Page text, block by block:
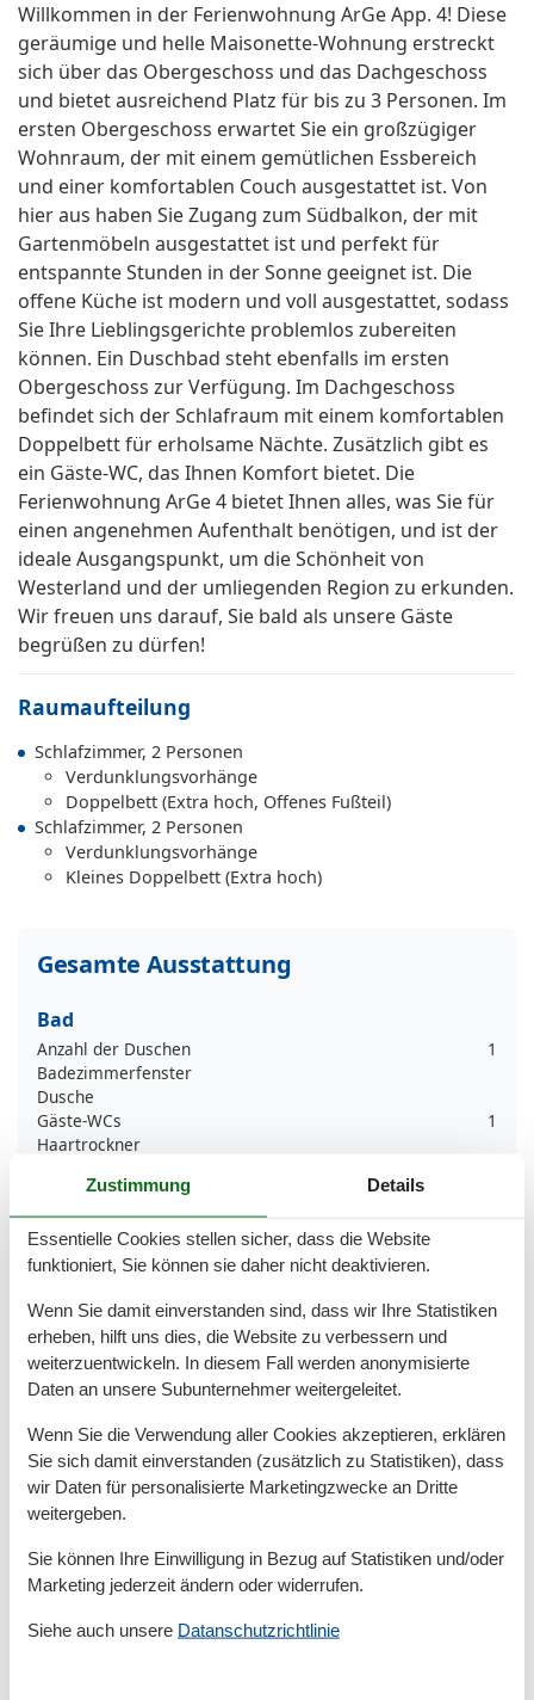
Willkommen in der Ferienwohnung ArGe App. 4! Diese
geräumige und helle Maisonette-Wohnung erstreckt
sich über das Obergeschoss und das Dachgeschoss
und bietet ausreichend Platz für bis zu 3 Personen. Im
ersten Obergeschoss erwartet Sie ein großzügiger
Wohnraum, der mit einem gemütlichen Essbereich
und einer komfortablen Couch ausgestattet ist. Von
hier aus haben Sie Zugang zum Südbalkon, der mit
Gartenmöbeln ausgestattet ist und perfekt für
entspannte Stunden in der Sonne geeignet ist. Die
offene Küche ist modern und voll ausgestattet, sodass
Sie Ihre Lieblingsgerichte problemlos zubereiten
können. Ein Duschbad steht ebenfalls im ersten
Obergeschoss zur Verfügung. Im Dachgeschoss
befindet sich der Schlafraum mit einem komfortablen
Doppelbett für erholsame Nächte. Zusätzlich gibt es
ein Gäste-WC, das Ihnen Komfort bietet. Die
Ferienwohnung ArGe 4 bietet Ihnen alles, was Sie für
einen angenehmen Aufenthalt benötigen, und ist der
ideale Ausgangspunkt, um die Schönheit von
Westerland und der umliegenden Region zu erkunden.
Wir freuen uns darauf, Sie bald als unsere Gäste
begrüßen zu dürfen!
Raumaufteilung
Schlafzimmer, 2 Personen
Verdunklungsvorhänge
Doppelbett (Extra hoch, Offenes Fußteil)
Schlafzimmer, 2 Personen
Verdunklungsvorhänge
Kleines Doppelbett (Extra hoch)
Gesamte Ausstattung
Bad
Anzahl der Duschen
1
Badezimmerfenster
Dusche
Gäste-WCs
1
Haartrockner
Whirlpool
Wäschetrockner
Anzahl der Stockwerke
2
JahrRenovierung
Kinder willkommen
Nichtraucher
Zimmer
3
Draußen
Gartenmöbel
Küche
Backofen
Gefrierfach
Kaffeemaschine
Zustimmung Details
Essentielle Cookies stellen sicher, dass die Website
funktioniert, Sie können sie daher nicht deaktivieren.
Wenn Sie damit einverstanden sind, dass wir Ihre Statistiken
erheben, hilft uns dies, die Website zu verbessern und
weiterzuentwickeln. In diesem Fall werden anonymisierte
Daten an unsere Subunternehmer weitergeleitet.
Wenn Sie die Verwendung aller Cookies akzeptieren, erklären
Sie sich damit einverstanden (zusätzlich zu Statistiken), dass
wir Daten für personalisierte Marketingzwecke an Dritte
weitergeben.
Sie können Ihre Einwilligung in Bezug auf Statistiken und/oder
Marketing jederzeit ändern oder widerrufen.
Siehe auch unsere Datanschutzrichtlinie